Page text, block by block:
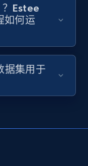
Estee
如何运
据集用于